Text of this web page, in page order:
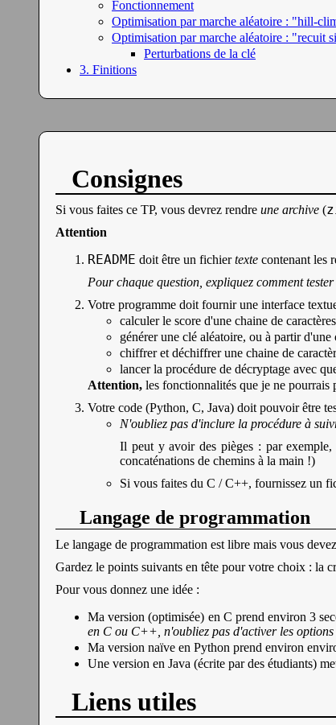
Fonctionnement
Optimisation par marche aléatoire : "hill-
Optimisation par marche aléatoire : "recuit
Perturbations de la clé
3. Finitions
Consignes
Si vous faites ce TP, vous devrez rendre une archive (
Attention
README doit être un fichiertexte contenant les
Pour chaque question, expliquez comment
Votre programme doit fournir une interface
calculer le score d'une chaine de
générer une clé aléatoire, ou à partir
chiffrer et déchiffrer une chaine de
lancer la procédure de décryptage avec
Attention, les fonctionnalités que je ne pourrais
Votre code (Python, C, Java) doit pouvoir être
N'oubliez pas d'inclure la procédure à
Il peut y avoir des pièges : par
concaténations de chemins à la main !)
Si vous faites du C / C++, fournissez un
Langage de programmation
Le langage de programmation est libre mais vous
Gardez le points suivants en tête pour votre choix : la
Pour vous donnez une idée :
Ma version (optimisée) en C prend environ 3
en C ou C++, n'oubliez pas d'activer les
Ma version naïve en Python prend environ
Une version en Java (écrite par des étudiants)
Liens utiles